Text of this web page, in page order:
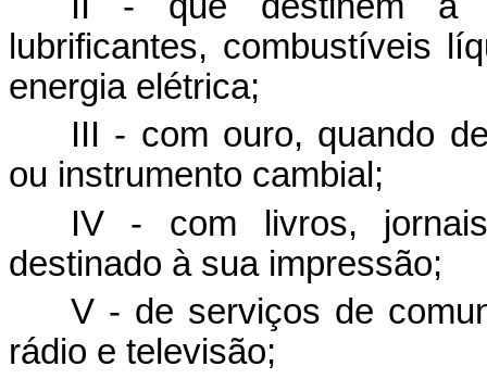
lubrificantes, combustíveis
energia elétrica;
III - com ouro, quando
ou instrumento cambial;
IV - com livros,
destinado à sua impressão;
V - de serviços de
rádio e televisão;